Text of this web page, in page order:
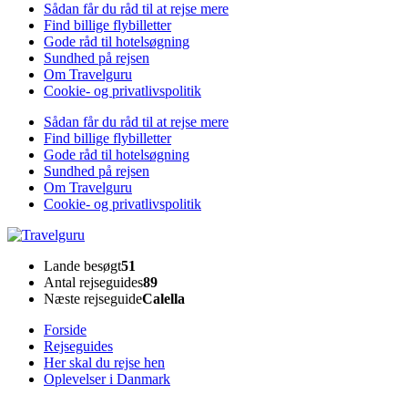
Sådan får du råd til at rejse mere
Find billige flybilletter
Gode råd til hotelsøgning
Sundhed på rejsen
Om Travelguru
Cookie- og privatlivspolitik
Sådan får du råd til at rejse mere
Find billige flybilletter
Gode råd til hotelsøgning
Sundhed på rejsen
Om Travelguru
Cookie- og privatlivspolitik
TravelguruLande besøgt51
Antal rejseguides89
Næste rejseguideCalella
Forside
Rejseguides
Her skal du rejse hen
Oplevelser i Danmark